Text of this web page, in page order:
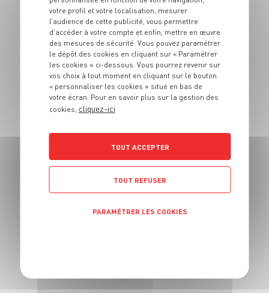
rôtie et sa sauce à
la menthe
4 pers. 20 min 1h30
Brochettes de
sardines farcies aux
votre profil et votre localisation, mesurer
l’audience de cette publicité, vous permettre
d’accéder à votre compte et enfin, mettre en œuvre
des mesures de sécurité. Vous pouvez paramétrer
le dépôt des cookies en cliquant sur « Paramétrer
les cookies » ci-dessous. Vous pourrez revenir sur
vos choix à tout moment en cliquant sur le bouton
« personnaliser les cookies » situé en bas de
votre écran. Pour en savoir plus sur la gestion des
cookies, cliquez-ici
TOUT ACCEPTER
TOUT REFUSER
PARAMÉTRER LES COOKIES